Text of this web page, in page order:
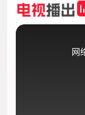
This
is
网